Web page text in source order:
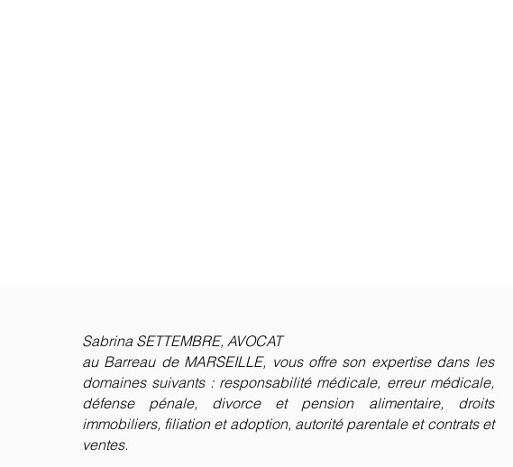
Sabrina SETTEMBRE, AVOCAT
au Barreau de MARSEILLE, vous offre son expertise dans les
domaines suivants : responsabilité médicale, erreur médicale,
défense pénale, divorce et pension alimentaire, droits
immobiliers, filiation et adoption, autorité parentale et contrats et
ventes.